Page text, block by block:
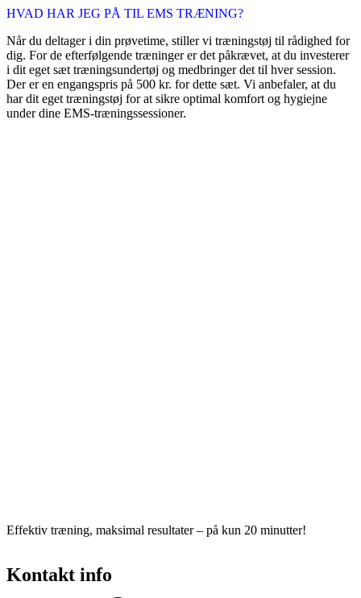
HVAD HAR JEG PÅ TIL EMS TRÆNING?
Når du deltager i din prøvetime, stiller vi træningstøj til rådighed for
dig. For de efterfølgende træninger er det påkrævet, at du investerer
i dit eget sæt træningsundertøj og medbringer det til hver session.
Der er en engangspris på 500 kr. for dette sæt. Vi anbefaler, at du
har dit eget træningstøj for at sikre optimal komfort og hygiejne
under dine EMS-træningssessioner.
Effektiv træning, maksimal resultater – på kun 20 minutter!
Kontakt info